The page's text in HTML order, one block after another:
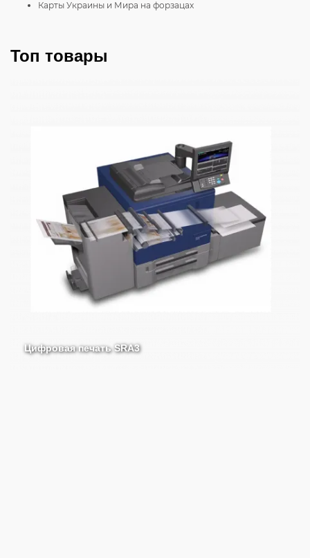
Карты Украины и Мира на форзацах
Топ товары
Цифровая печать SRA3